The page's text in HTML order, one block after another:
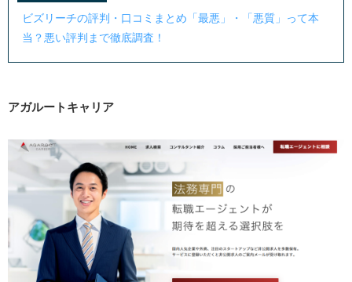
ビズリーチの評判・口コミまとめ「最悪」・「悪質」って本
当？悪い評判まで徹底調査！
アガルートキャリア